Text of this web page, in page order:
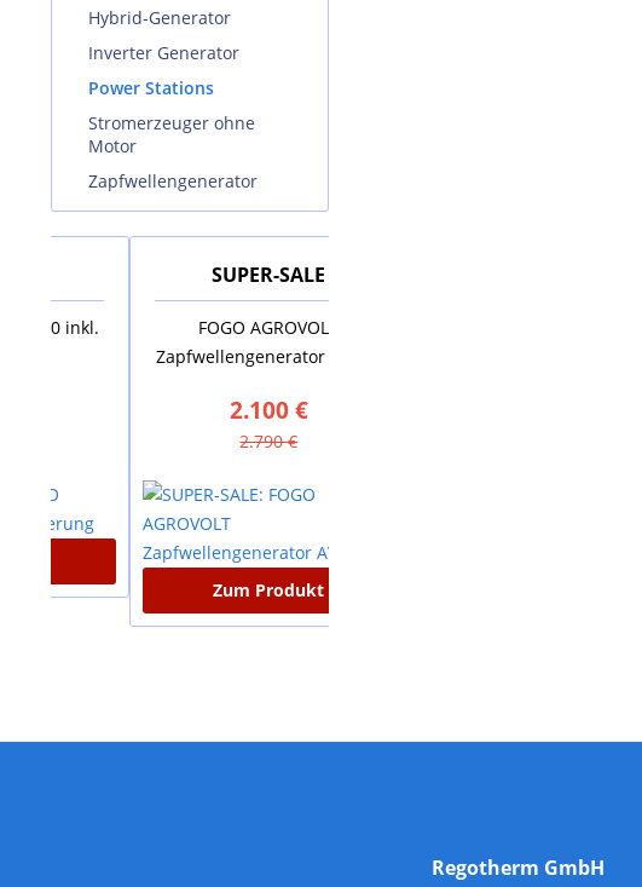
Hybrid-Generator
Inverter Generator
Power Stations
Stromerzeuger ohne
Motor
Zapfwellengenerator
SUPER-SALE
FOGO AGROVOLT
Zapfwellengenerator AV18R
2.100 €
Zum Produkt
Regotherm GmbH